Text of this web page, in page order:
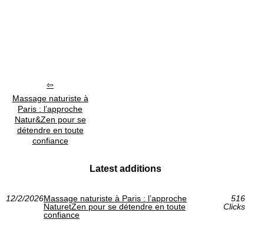
Massage naturiste à
Paris : l’approche
Natur&Zen pour se
détendre en toute
confiance
Latest additions
12/2/2026Massage naturiste à Paris : l’approche
NaturetZen pour se détendre en toute
confiance
516
Clicks